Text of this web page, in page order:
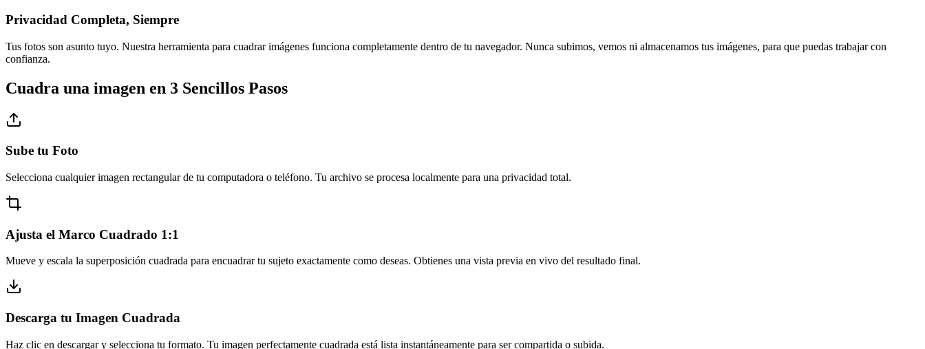
Privacidad Completa, Siempre
Tus fotos son asunto tuyo. Nuestra herramienta para cuadrar imágenes funciona completamente dentro de tu navegador. Nunca subimos, vemos ni almacenamos tus imágenes, para que puedas trabajar con
confianza.
Cuadra una imagen en 3 Sencillos Pasos
Sube tu Foto
Selecciona cualquier imagen rectangular de tu computadora o teléfono. Tu archivo se procesa localmente para una privacidad total.
Ajusta el Marco Cuadrado 1:1
Mueve y escala la superposición cuadrada para encuadrar tu sujeto exactamente como deseas. Obtienes una vista previa en vivo del resultado final.
Descarga tu Imagen Cuadrada
Haz clic en descargar y selecciona tu formato. Tu imagen perfectamente cuadrada está lista instantáneamente para ser compartida o subida.